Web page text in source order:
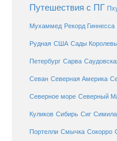
Путешествия с ПГ
Мухаммед Рекорд Гиннесса
Рудная США Сады
Петербург Сарва
Севан Северная Америка
Северное море Северный
Куликов Сибирь Сиг
Портелли Смычка Сокорро